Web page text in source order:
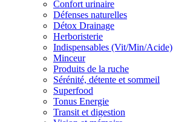
Confort urinaire
Défenses naturelles
Détox Drainage
Herboristerie
Indispensables (Vit/Min/Acide)
Minceur
Produits de la ruche
Sérénité, détente et sommeil
Superfood
Tonus Energie
Transit et digestion